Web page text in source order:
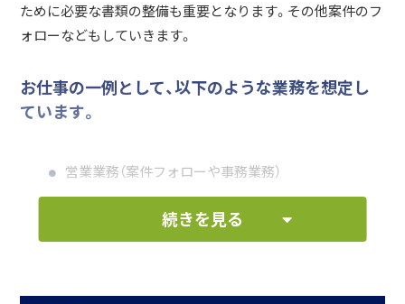
ために必要な書類の整備も重要となります。その他案件のフ
ォローなどもしていきます。
お仕事の一例として、以下のような業務を想定し
ています。
営業業務（案件フォローや事務業務）
何をしている会社？
続きを見る